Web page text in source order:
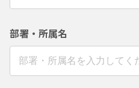
部署・所属名